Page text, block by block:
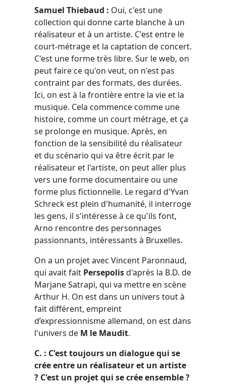
Samuel Thiebaud : Oui, c'est une
collection qui donne carte blanche à un
réalisateur et à un artiste. C'est entre le
court-métrage et la captation de concert.
C'est une forme très libre. Sur le web, on
peut faire ce qu'on veut, on n'est pas
contraint par des formats, des durées.
Ici, on est à la frontière entre la vie et la
musique. Cela commence comme une
histoire, comme un court métrage, et ça
se prolonge en musique. Après, en
fonction de la sensibilité du réalisateur
et du scénario qui va être écrit par le
réalisateur et l'artiste, on peut aller plus
vers une forme documentaire ou une
forme plus fictionnelle. Le regard d'Yvan
Schreck est plein d'humanité, il interroge
les gens, il s'intéresse à ce qu'ils font,
Arno rencontre des personnages
passionnants, intéressants à Bruxelles.
On a un projet avec Vincent Paronnaud,
qui avait fait Persepolisd'après la B.D. de
Marjane Satrapi, qui va mettre en scène
Arthur H. On est dans un univers tout à
fait différent, empreint
d’expressionnisme allemand, on est dans
l'univers de M le Maudit.
C. : C'est toujours un dialogue qui se
crée entre un réalisateur et un artiste
? C'est un projet qui se crée ensemble ?